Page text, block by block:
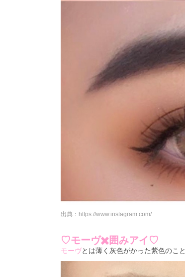
出典： https://www.instagram.com/
♡モーヴ✖️囲みアイ♡
モーヴとは薄く灰色がかった紫色のこと